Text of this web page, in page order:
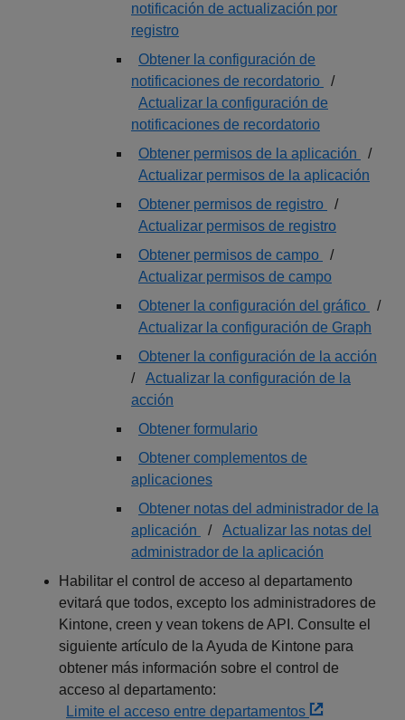
notificación de actualización por
registro
Obtener la configuración de
notificaciones de recordatorio
/
Actualizar la configuración de
notificaciones de recordatorio
Obtener permisos de la aplicación
/
Actualizar permisos de la aplicación
Obtener permisos de registro
/
Actualizar permisos de registro
Obtener permisos de campo
/
Actualizar permisos de campo
Obtener la configuración del gráfico
/
Actualizar la configuración de Graph
Obtener la configuración de la acción
/
Actualizar la configuración de la
acción
Obtener formulario
Obtener complementos de
aplicaciones
Obtener notas del administrador de la
aplicación
/
Actualizar las notas del
administrador de la aplicación
Habilitar el control de acceso al departamento
evitará que todos, excepto los administradores de
Kintone, creen y vean tokens de API. Consulte el
siguiente artículo de la Ayuda de Kintone para
obtener más información sobre el control de
acceso al departamento:
Limite el acceso entre departamentos